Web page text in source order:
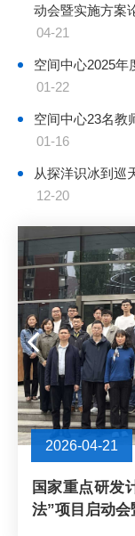
动会暨实施方案
04-21
空间中心2025年
01-22
空间中心23名教
01-16
从探洋识冰到巡
12-20
2026-04-21
国家重点研发
法”项目启动